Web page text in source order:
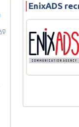
EnixADS